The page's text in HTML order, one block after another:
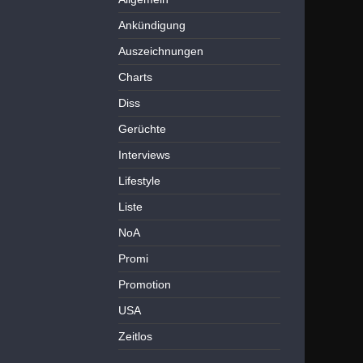
Ankündigung
Auszeichnungen
Charts
Diss
Gerüchte
Interviews
Lifestyle
Liste
NoA
Promi
Promotion
USA
Zeitlos